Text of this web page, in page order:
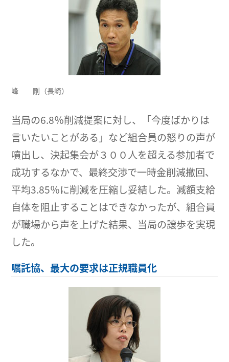
峰 剛（長崎）
当局の6.8％削減提案に対し、「今度ばかりは
言いたいことがある」など組合員の怒りの声が
噴出し、決起集会が３００人を超える参加者で
成功するなかで、最終交渉で一時金削減撤回、
平均3.85％に削減を圧縮し妥結した。減額支給
自体を阻止することはできなかったが、組合員
が職場から声を上げた結果、当局の譲歩を実現
した。
嘱託協、最大の要求は正規職員化